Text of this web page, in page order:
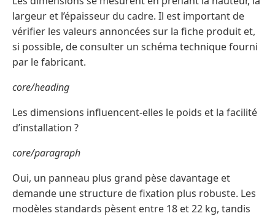
largeur et l’épaisseur du cadre. Il est important de
vérifier les valeurs annoncées sur la fiche produit et,
si possible, de consulter un schéma technique fourni
par le fabricant.
core/heading
Les dimensions influencent-elles le poids et la facilité
d’installation ?
core/paragraph
Oui, un panneau plus grand pèse davantage et
demande une structure de fixation plus robuste. Les
modèles standards pèsent entre 18 et 22 kg, tandis